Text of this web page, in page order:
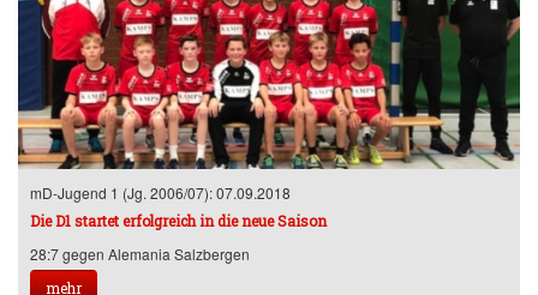
mD-Jugend 1 (Jg. 2006/07): 07.09.2018
Die D1 startet erfolgreich in die neue Saison
28:7 gegen Alemania Salzbergen
mehr